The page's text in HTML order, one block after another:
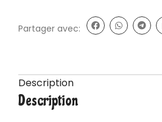
Partager avec:
Description
Description